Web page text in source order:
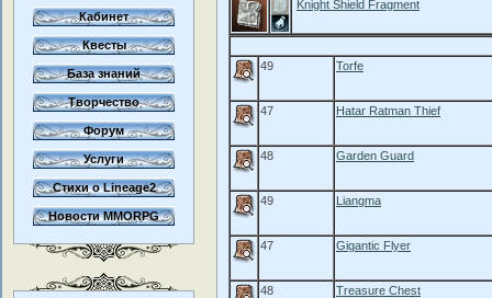
Кабинет
Квесты
База знаний
Творчество
Форум
Услуги
Стихи о Lineage2
Новости MMORPG
Knight Shield Fragment
49 Torfe
47 Hatar Ratman Thief
48 Garden Guard
49 Liangma
47 Gigantic Flyer
48 Treasure Chest